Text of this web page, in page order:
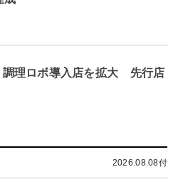
調理ロボ導入店を拡大 先行店
2026.08.08付